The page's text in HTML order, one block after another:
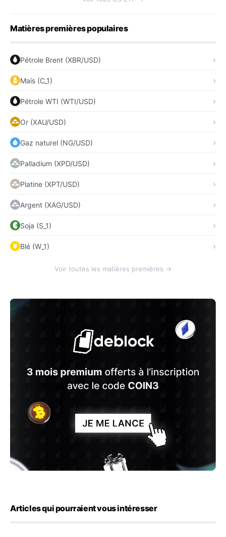
Matières premières populaires
Pétrole Brent (XBR/USD)
Maïs (C_1)
Pétrole WTI (WTI/USD)
Or (XAU/USD)
Gaz naturel (NG/USD)
Palladium (XPD/USD)
Platine (XPT/USD)
Argent (XAG/USD)
Soja (S_1)
Blé (W_1)
Voir toutes les matières premières →
Articles qui pourraient vous intéresser